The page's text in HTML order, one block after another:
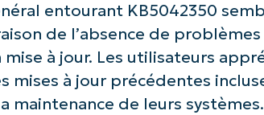
entourant KB5042350
de l’absence de
mise à jour. Les utilisateurs
mises à jour précédentes
maintenance de leurs